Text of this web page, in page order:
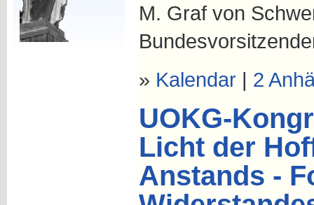
M. Graf von
» Kalendar| 2
UOKG-
Licht der
Anstands -